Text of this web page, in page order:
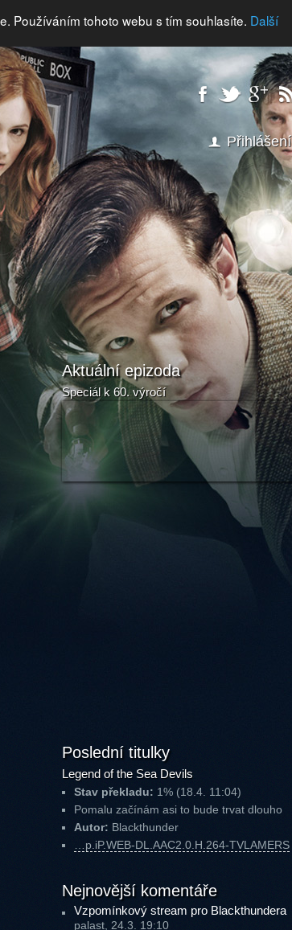
Používáním tohoto webu s tím souhlasíte. Další
Přihlášení
Aktuální epizoda
Speciál k 60. výročí
Poslední titulky
Legend of the Sea Devils
Stav překladu: 1% (18.4. 11:04)
Pomalu začínám asi to bude trvat dlouho
Autor: Blackthunder
…p.iP.WEB-DL.AAC2.0.H.264-TVLAMERS
Nejnovější komentáře
Vzpomínkový stream pro Blackthundera
palast, 24.3. 19:10